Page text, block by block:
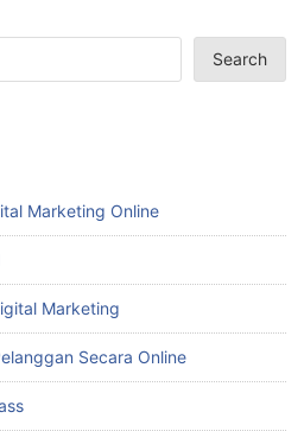
Search
Marketing Online
Marketing
Secara Online